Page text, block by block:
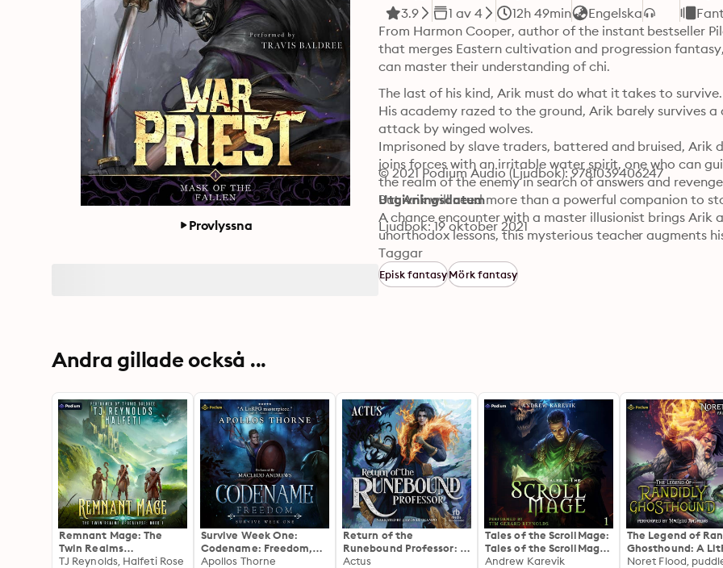
Provlyssna
3.9 1 av 4 12h 49min Engelska
From Harmon Cooper, author of the instant bestseller
that merges Eastern cultivation and progression
can master their understanding of chi.
The last of his kind, Arik must do what it takes to survive.
His academy razed to the ground, Arik barely survives
attack by winged wolves.
Imprisoned by slave traders, battered and bruised, Arik
joins forces with an irritable water spirit, one who can
the realm of the enemy in search of answers and
But Arik will need more than a powerful companion to
A chance encounter with a master illusionist brings
unorthodox lessons, this mysterious teacher augments
fighting chance and the tools necessary to survive.
The fate of the continent of Taomoni rests in the heart
step up to the difficult challenges that await...
© 2021 Podium Audio (Ljudbok): 9781039406247
Utgivningsdatum
Ljudbok: 19 oktober 2021
Taggar
Episk fantasyMörk fantasy
Andra gillade också ...
Remnant Mage: The
Twin Realms
Apocalypse, Book 1
TJ Reynolds, Halfeti Rose
Survive Week One:
Codename: Freedom,
Book 1
Apollos Thorne
Return of the
Runebound Professor: A
Progression Fantasy Epic
Actus
Tales of the ScrollMage:
Tales of the ScrollMage,
Book 1
Andrew Karevik
The Legend of
Ghosthound: A
Adventure: The